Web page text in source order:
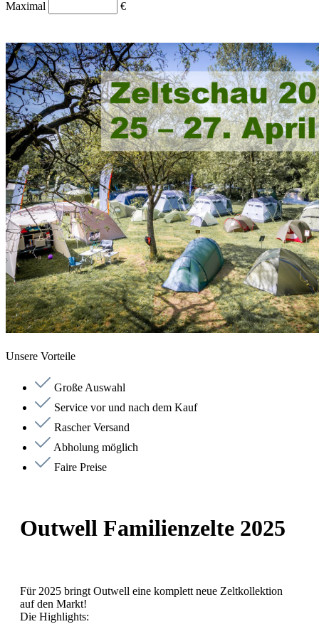
Maximal €
Unsere Vorteile
Große Auswahl
Service vor und nach dem Kauf
Rascher Versand
Abholung möglich
Faire Preise
Outwell Familienzelte 2025
Für 2025 bringt Outwell eine komplett neue Zeltkollektion
auf den Markt!
Die Highlights: